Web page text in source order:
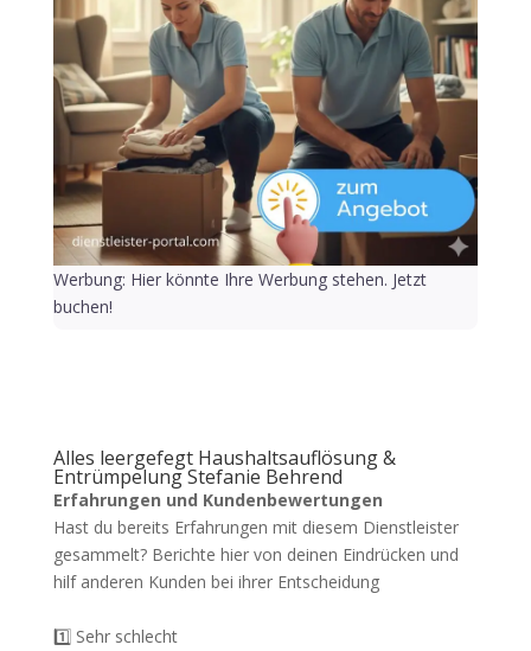
Werbung: Hier könnte Ihre Werbung stehen. Jetzt
buchen!
Alles leergefegt Haushaltsauflösung &
Entrümpelung Stefanie Behrend
Erfahrungen und Kundenbewertungen
Hast du bereits Erfahrungen mit diesem Dienstleister
gesammelt? Berichte hier von deinen Eindrücken und
hilf anderen Kunden bei ihrer Entscheidung
1️⃣ Sehr schlecht